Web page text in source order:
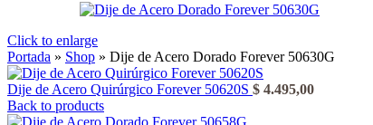
Click to enlarge
Portada » Shop » Dije de Acero Dorado Forever 50630G
Dije de Acero Quirúrgico Forever 50620S $ 4.495,00
Back to products